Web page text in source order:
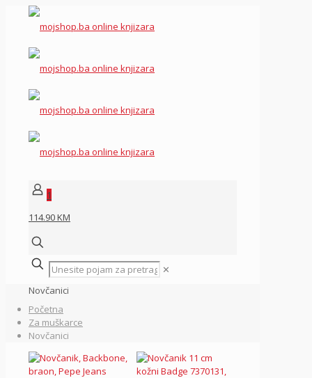
1
114.90 KM
✕
Novčanici
Početna
Za muškarce
Novčanici